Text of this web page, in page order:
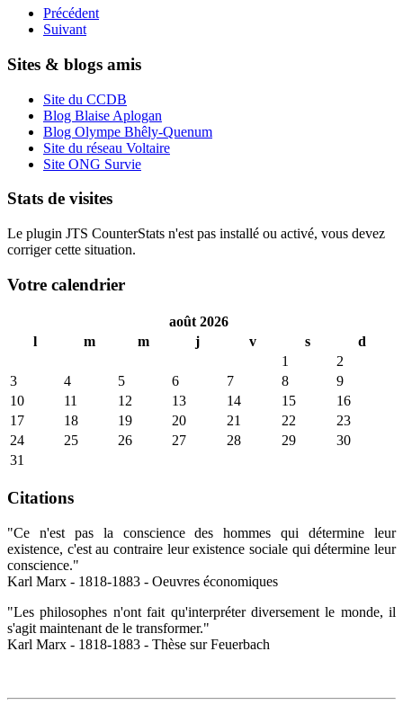
Précédent
Suivant
Sites & blogs amis
Site du CCDB
Blog Blaise Aplogan
Blog Olympe Bhêly-Quenum
Site du réseau Voltaire
Site ONG Survie
Stats de visites
Le plugin JTS CounterStats n'est pas installé ou activé, vous devez
corriger cette situation.
Votre calendrier
août 2026
l
m m j v s
d
1
2
3
4 5 6 7 8
9
10
11 12 13 14 15
16
17
18 19 20 21 22
23
24
25 26 27 28 29
30
31
Citations
"Ce n'est pas la conscience des hommes qui détermine leur
existence, c'est au contraire leur existence sociale qui détermine leur
conscience."
Karl Marx - 1818-1883 - Oeuvres économiques
"Les philosophes n'ont fait qu'interpréter diversement le monde, il
s'agit maintenant de le transformer."
Karl Marx - 1818-1883 - Thèse sur Feuerbach